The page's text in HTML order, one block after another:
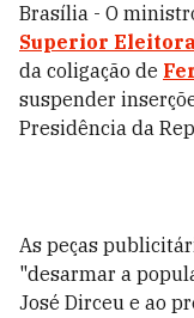
Brasília - O
Superior
da coligação de
suspender
Presidência da
As peças
"desarmar a
José Dirceu e ao